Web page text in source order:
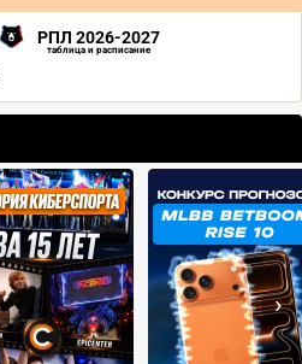
РПЛ 2026-2027
таблица и расписание
›